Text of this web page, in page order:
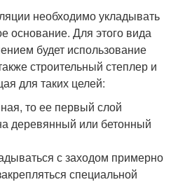
необходимо укладывать
основание. Для этого вида
будет использование
строительный степлер и
для таких целей:
то ее первый слой
деревянный или бетонный
с заходом примерно
специальной